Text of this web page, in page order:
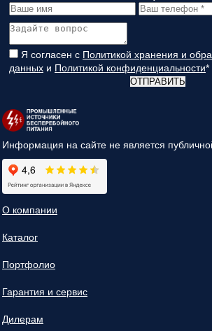
Я согласен с Политикой хранения и
данных и Политикой конфиденциальности*
ОТПРАВИТЬ
Информация на сайте не является
О компании
Каталог
Портфолио
Гарантия и сервис
Дилерам